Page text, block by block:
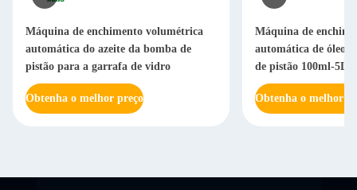
Máquina de enchimento volumétrica
automática do azeite da bomba de
pistão para a garrafa de vidro
Obtenha o melhor preço
Máquina de
automática de óleo
de pistão 100ml-5L
Obtenha o melhor